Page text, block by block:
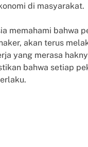
di masyarakat.
memahami bahwa
akan terus
yang merasa
bahwa setiap